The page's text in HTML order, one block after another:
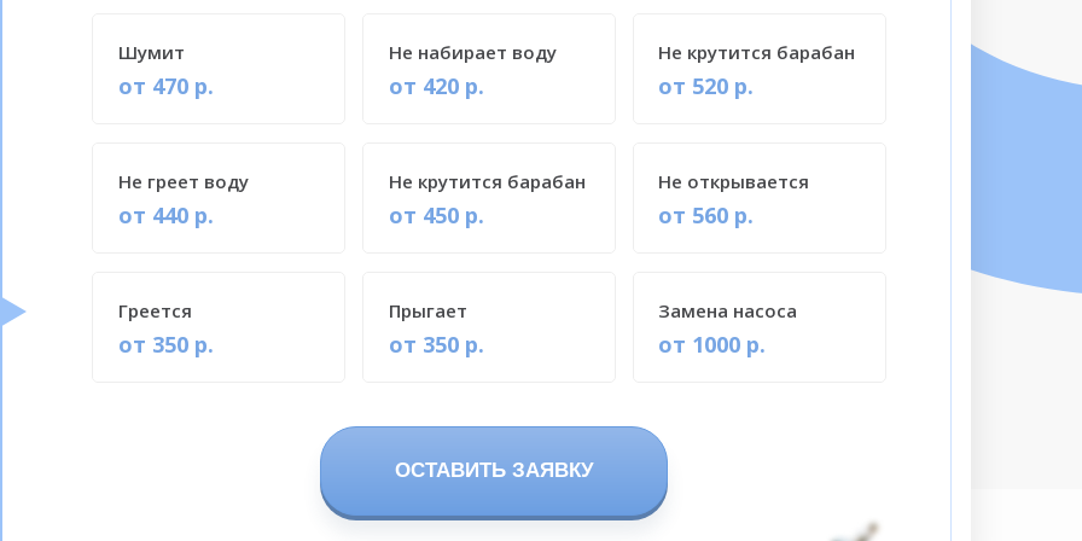
ОСТАВИТЬ ЗАЯВКУ
от 470 р.
Шумит
от 420 р.
Не набирает воду
от 520 р.
Не крутится барабан
от 440 р.
Не греет воду
от 450 р.
Не крутится барабан
от 560 р.
Не открывается
от 350 р.
Греется
от 350 р.
Прыгает
от 1000 р.
Замена насоса